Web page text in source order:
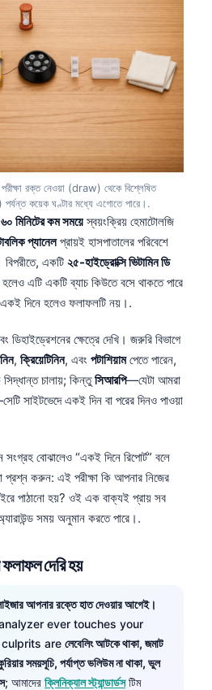
রক্ত নেওয়া (draw) থেকে বিশ্লেষিত
কয়েক ঘণ্টার মধ্যে এগোতে পারে।.
৬০ মিনিটের কম সময়েস্বয়ংক্রিয় হেমাটোলজি
প্যানেলপ্রায়ই হাসপাতালের পরিবেশে
একটি ২৫-হাইড্রোক্সি ভিটামিন ডি
এটি একটি ব্যাচ কিউতে বসে থাকতে পারে
একই দিনে হলেও ফলাফলটি নয়।.
ক্ষেত্রে দেখি। জরুরি বিভাগে
, ক্রিয়েটিনিন, এবং পটাশিয়ামপেতে পারেন,
চালায়; কিন্তুসিআরপি—যেটা আমরা
সাইটভেদে একই দিন বা পরের দিনও পাওয়া
বোঝালেও “একই দিনে রিপোর্ট” বলে
প্রশ্ন করুন: এই পরীক্ষা কি আপনার নিজের
পাঠানো হয়? ওই এক বাক্যই প্রায় সব
সময় অনুমান করতে পারে।.
দেরি হয়
আপনার রক্তে হাত দেওয়ার আগেই।
ever touches your
are লেবেলিং আটকে থাকা, জমাট
সময়সূচি, পর্যাপ্ত ভলিউম না থাকা, ভুল
; আমাদের ক্লিনিক্যাল স্ট্যান্ডার্ডসটিম